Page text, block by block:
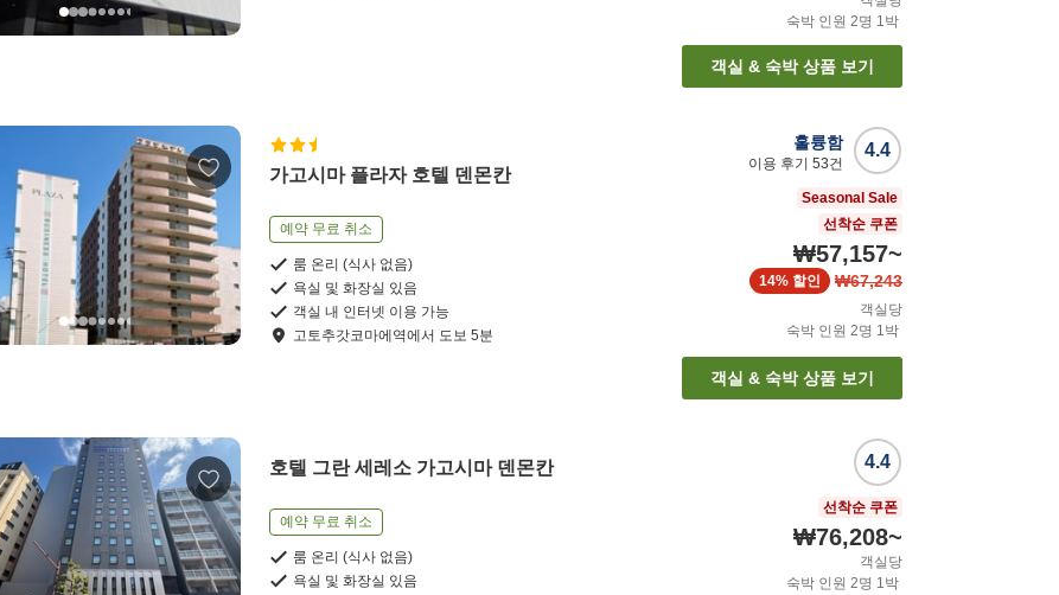
숙박 인원 2명 1박
객실 & 숙박 상품 보기
가고시마 플라자 호텔 덴몬칸
예약 무료 취소
룸 온리 (식사 없음)
욕실 및 화장실 있음
객실 내 인터넷 이용 가능
고토추갓코마에역에서 도보 5분
4.4
훌륭함
이용 후기 53건
Seasonal Sale
선착순 쿠폰
₩57,157~
₩67,243
14% 할인
객실당
숙박 인원 2명 1박
객실 & 숙박 상품 보기
호텔 그란 세레소 가고시마 덴몬칸
예약 무료 취소
룸 온리 (식사 없음)
욕실 및 화장실 있음
4.4
선착순 쿠폰
₩76,208~
객실당
숙박 인원 2명 1박